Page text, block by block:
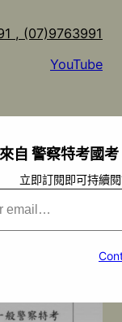
, (07)9763991
YouTube
自 警察特考國
立即訂閱即可持續